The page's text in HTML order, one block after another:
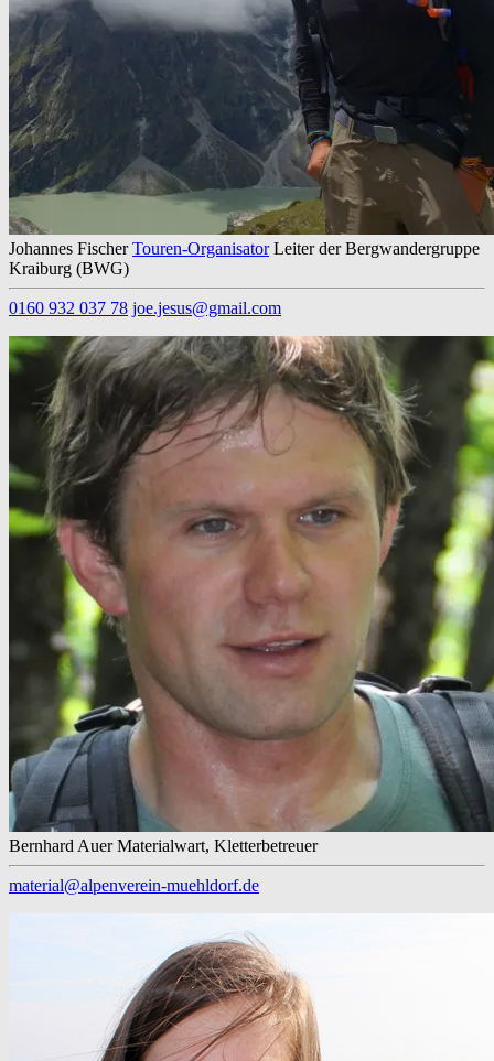
Johannes Fischer Touren-Organisator Leiter der Bergwandergruppe
Kraiburg (BWG)
0160 932 037 78 joe.jesus@gmail.com
Bernhard Auer Materialwart, Kletterbetreuer
material@alpenverein-muehldorf.de